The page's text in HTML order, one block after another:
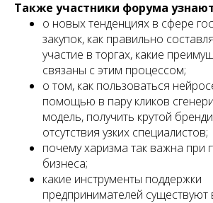
Также участники форума
о новых тенденциях в сфере
закупок, как правильно
участие в торгах, какие
связаны с этим процессом;
о том, как пользоваться
помощью в пару кликов
модель, получить крутой
отсутствия узких специалистов;
почему харизма так важна при
бизнеса;
какие инструменты поддержки
предпринимателей существуют